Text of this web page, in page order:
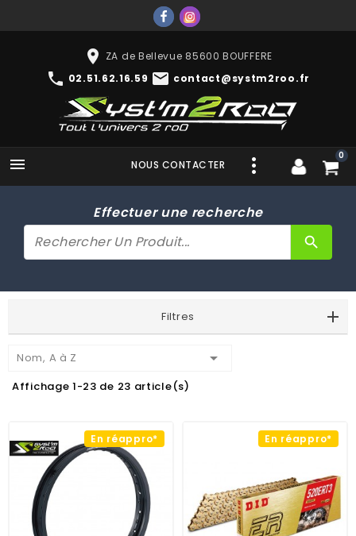
place ZA de Bellevue 85600 BOUFFERE
phone 02.51.62.16.59 mail contact@systm2roo.fr
 0
NOUS CONTACTER
Effectuer une recherche
search
Filtres
Nom, A à Z 
Affichage 1-23 de 23 article(s)
En réappro* En réappro*